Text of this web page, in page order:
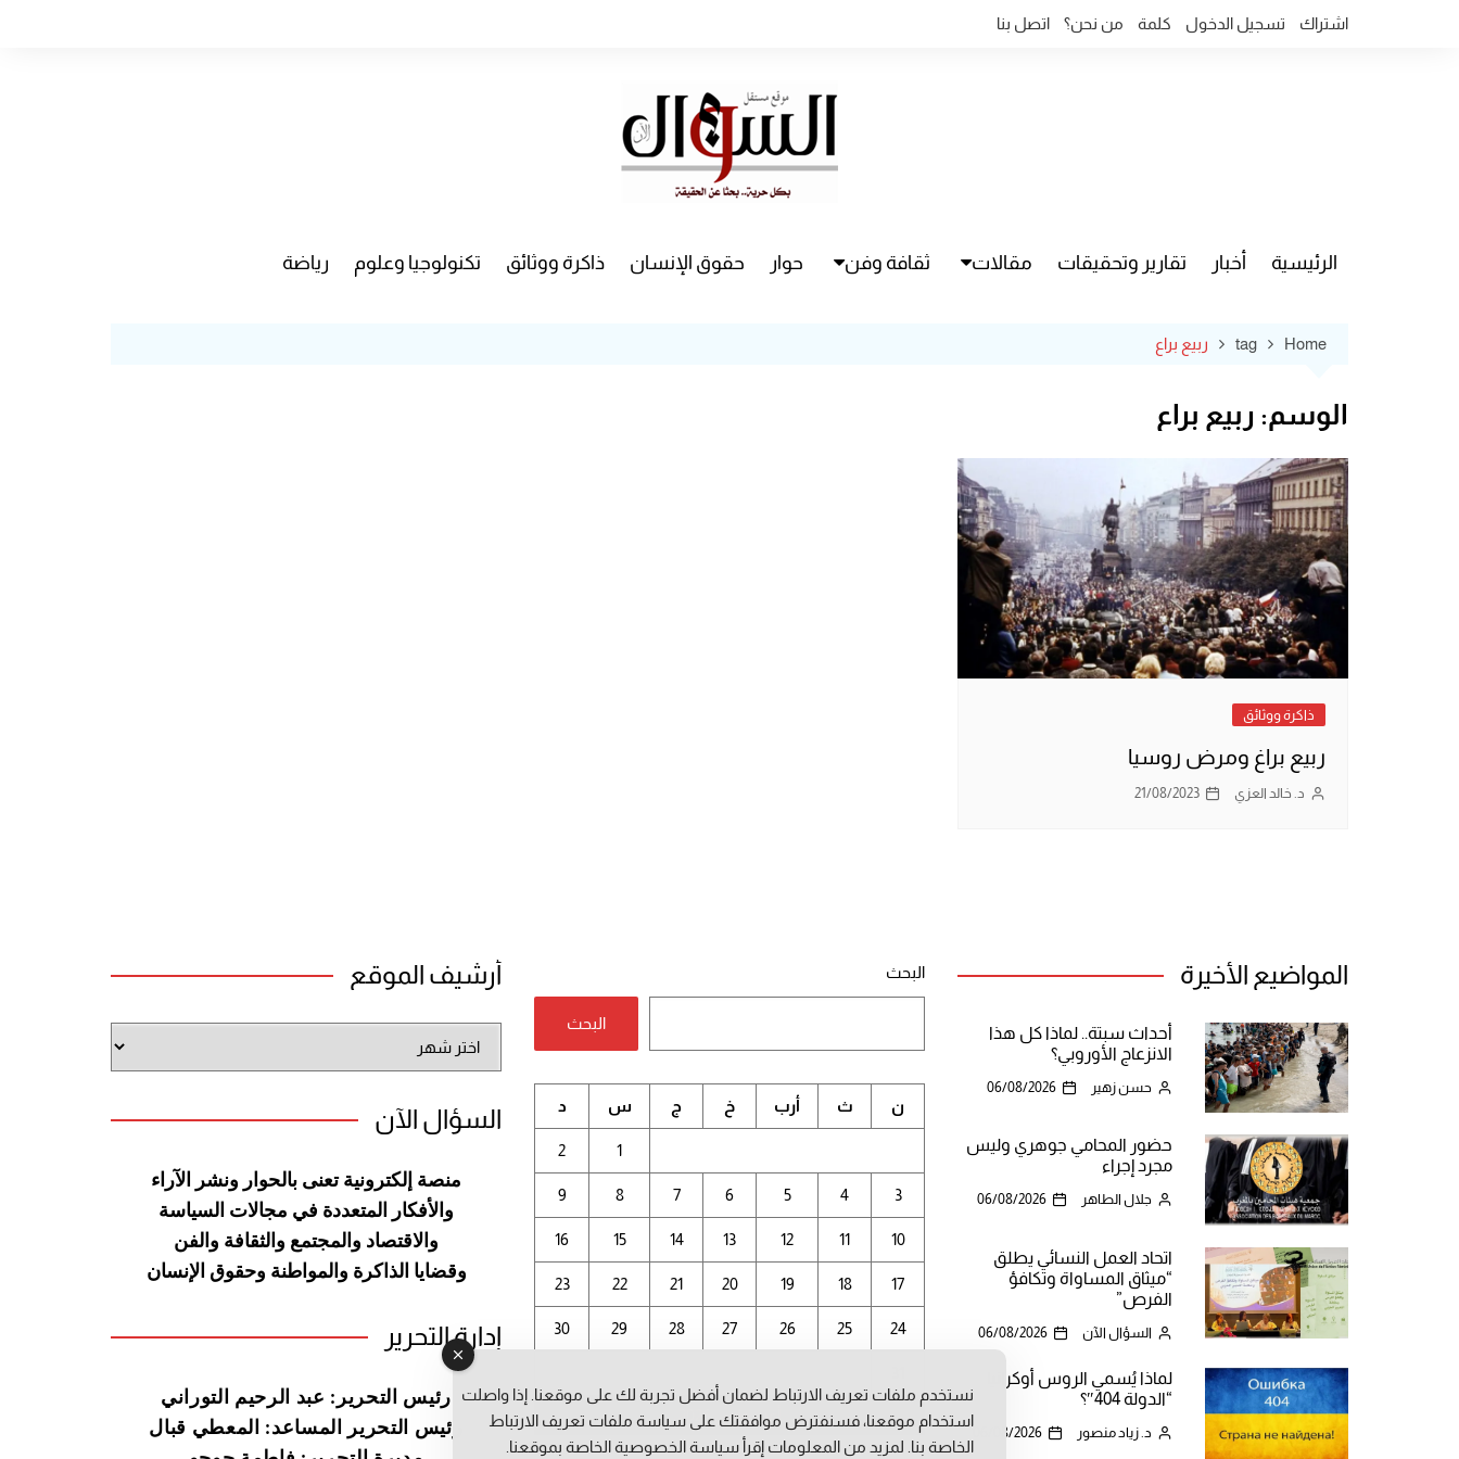
اشتراك تسجيل الدخول كلمة من نحن؟ اتصل بنا
الرئيسية أخبار تقارير وتحقيقات مقالات ثقافة وفن حوار حقوق الإنسان ذاكرة ووثائق تكنولوجيا وعلوم رياضة
Home
tag ربيع براع
الوسم: ربيع براع
ذاكرة ووثائق
ربيع براغ ومرض روسيا
د. خالد العزي 21/08/2023
المواضيع الأخيرة
أحداث سبتة.. لماذا كل هذا
الانزعاج الأوروبي؟
حسن زهير 06/08/2026
حضور المحامي جوهري وليس
مجرد إجراء
جلال الطاهر 06/08/2026
اتحاد العمل النسائي يطلق
“ميثاق المساواة وتكافؤ
الفرص”
السؤال الآن 06/08/2026
لماذا يُسمي الروس أوكرانيا
“الدولة 404″؟
د. زياد منصور 06/08/2026
البحث
البحث
أغسطس 2026
ن ث أرب خ ج س د
1
2
3
4
5
6
7
8
9
10
11
12
13
14
15
16
17
18
19
20
21
22
23
24
25
26
27
28
29
30
أرشيف الموقع
الموقع
السؤال الآن
منصة إلكترونية تعنى بالحوار ونشر
الآراء
والأفكار المتعددة في مجالات السياسة
والاقتصاد والمجتمع والثقافة والفن
وقضايا الذاكرة والمواطنة وحقوق الإنسان
إدارة التحرير
رئيس التحرير: عبد الرحيم التوراني
رئيس التحرير المساعد: المعطي قبال
نستخدم ملفات تعريف الارتباط لضمان أفضل تجربة لك على موقعنا. إذا واصلت
استخدام موقعنا، فسنفترض موافقتك على سياسة ملفات تعريف الارتباط
الخاصة بنا. لمزيد من المعلومات إقرأ سياسة الخصوصيةالخاصة بموقعنا.